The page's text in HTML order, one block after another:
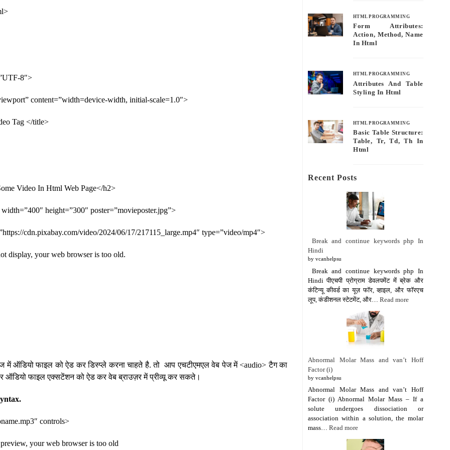
8″>
content=”width=device-width, initial-scale=1.0″>
Tag </title>
Video In Html Web Page</h2>
height=”300″ poster=”movieposter.jpg”>
cdn.pixabay.com/video/2024/06/17/217115_large.mp4″ type=”video/mp4″>
your web browser is too old.
में ऑडियो फाइल को ऐड कर डिस्प्ले करना चाहते है. तो आप एचटीएमएल वेब पेज में <audio> टैग का
ऑडियो फाइल एक्सटेंशन को ऐड कर वेब ब्राउज़र में प्रीव्यू कर सकते।
controls>
your web browser is too old
HTML PROGRAMMING
Form Attributes:
Action, Method, Name
In Html
HTML PROGRAMMING
Attributes And Table
Styling In Html
HTML PROGRAMMING
Basic Table Structure:
Table, Tr, Td, Th In
Html
Recent Posts
Break and continue keywords php In
Hindi
by vcanhelpsu
Break and continue keywords php In
Hindi पीएचपी प्रोग्राम डेवलपमेंट में ब्रेक और
कंटिन्यू कीवर्ड का यूज़ फॉर, व्हाइल, और फॉरएच
लूप, कंडीशनल स्टेटमेंट, और… Read more
Abnormal Molar Mass and van’t Hoff
Factor (i)
by vcanhelpsu
Abnormal Molar Mass and van’t Hoff
Factor (i) Abnormal Molar Mass – If a
solute undergoes dissociation or
association within a solution, the molar
mass… Read more